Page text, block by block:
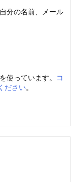
分の名前、メール
使っています。
コ
ださい。